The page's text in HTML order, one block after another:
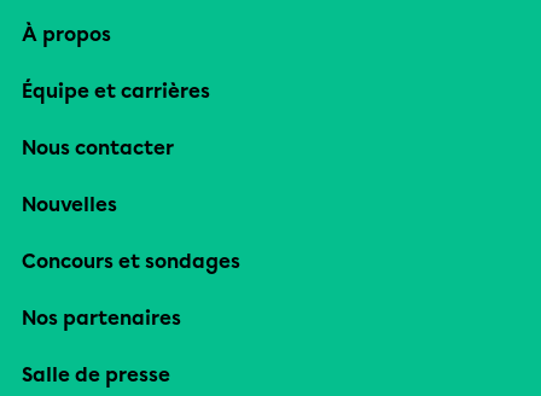
À propos
Équipe et carrières
Nous contacter
Nouvelles
Concours et sondages
Nos partenaires
Salle de presse